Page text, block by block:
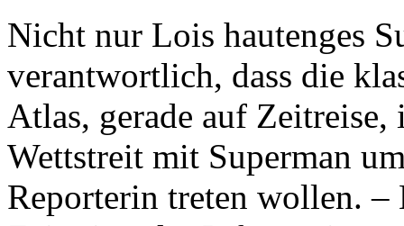
Nicht nur Lois hautenges
verantwortlich, dass die
Atlas, gerade auf
Wettstreit mit Superman
Reporterin treten wollen.